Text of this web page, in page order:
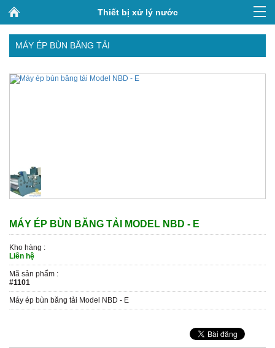
Thiết bị xử lý nước
MÁY ÉP BÙN BĂNG TẢI
MÁY ÉP BÙN BĂNG TẢI MODEL NBD - E
Kho hàng :
Liên hệ
Mã sản phẩm :
#1101
Máy ép bùn băng tải Model NBD - E